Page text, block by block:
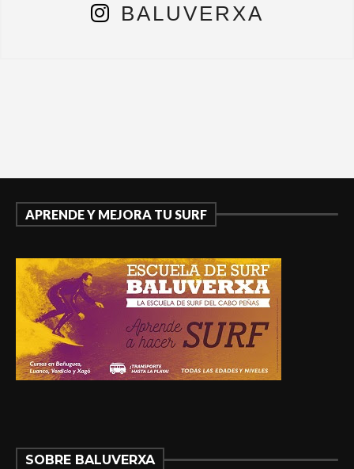
BALUVERXA
APRENDE Y MEJORA TU SURF
SOBRE BALUVERXA